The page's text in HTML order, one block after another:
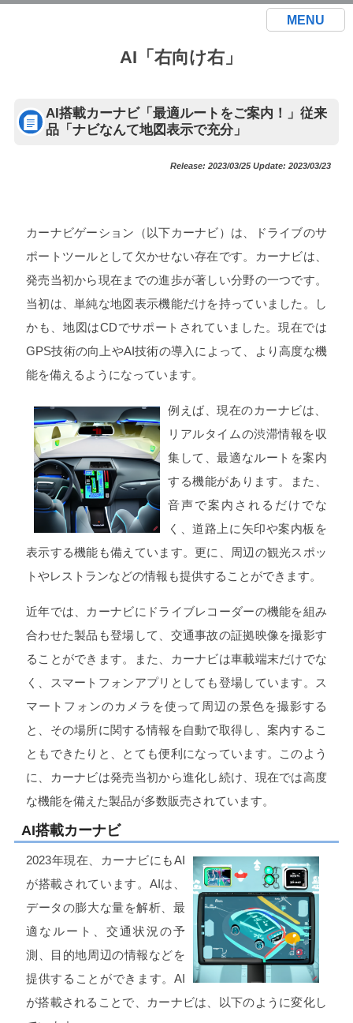
MENU
AI「右向け右」
AI搭載カーナビ「最適ルートをご案内！」従来
品「ナビなんて地図表示で充分」
Release: 2023/03/25 Update: 2023/03/23
カーナビゲーション（以下カーナビ）は、ドライブのサ
ポートツールとして欠かせない存在です。カーナビは、
発売当初から現在までの進歩が著しい分野の一つです。
当初は、単純な地図表示機能だけを持っていました。し
かも、地図はCDでサポートされていました。現在では
GPS技術の向上やAI技術の導入によって、より高度な機
能を備えるようになっています。
例えば、現在のカーナビは、
リアルタイムの渋滞情報を収
集して、最適なルートを案内
する機能があります。また、
音声で案内されるだけでな
く、道路上に矢印や案内板を
表示する機能も備えています。更に、周辺の観光スポッ
トやレストランなどの情報も提供することができます。
近年では、カーナビにドライブレコーダーの機能を組み
合わせた製品も登場して、交通事故の証拠映像を撮影す
ることができます。また、カーナビは車載端末だけでな
く、スマートフォンアプリとしても登場しています。ス
マートフォンのカメラを使って周辺の景色を撮影する
と、その場所に関する情報を自動で取得し、案内するこ
ともできたりと、とても便利になっています。このよう
に、カーナビは発売当初から進化し続け、現在では高度
な機能を備えた製品が多数販売されています。
AI搭載カーナビ
2023年現在、カーナビにもAI
が搭載されています。AIは、
データの膨大な量を解析、最
適なルート、交通状況の予
測、目的地周辺の情報などを
提供することができます。AI
が搭載されることで、カーナビは、以下のように変化し